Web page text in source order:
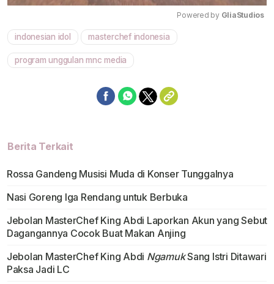
Powered by GliaStudios
indonesian idol masterchef indonesia
program unggulan mnc media
Berita Terkait
Rossa Gandeng Musisi Muda di Konser Tunggalnya
Nasi Goreng Iga Rendang untuk Berbuka
Jebolan MasterChef King Abdi Laporkan Akun yang Sebut
Dagangannya Cocok Buat Makan Anjing
Jebolan MasterChef King Abdi NgamukSang Istri Ditawari
Paksa Jadi LC